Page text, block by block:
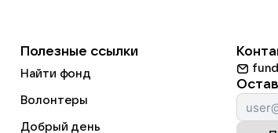
Полезные ссылки
Найти фонд
Волонтеры
Добрый день